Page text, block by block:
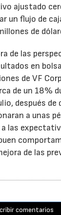
ajustado
un flujo de
de
de las
en
de VF
de un 18%
después de
a unas
las
de las
comentarios